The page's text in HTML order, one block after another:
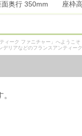
奥行 350mm 座
ィーク ファニチャー」へようこ
デリアなどのフランスアンティー